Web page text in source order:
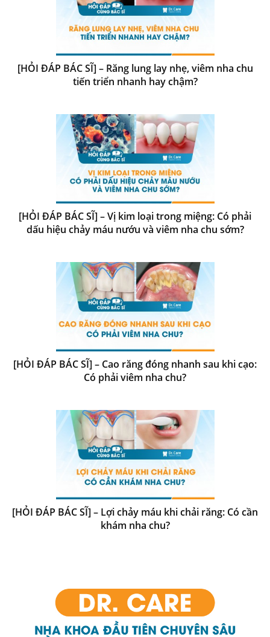
[HỎI ĐÁP BÁC SĨ] – Răng lung lay nhẹ, viêm nha chu
tiến triển nhanh hay chậm?
[HỎI ĐÁP BÁC SĨ] – Vị kim loại trong miệng: Có phải
dấu hiệu chảy máu nướu và viêm nha chu sớm?
[HỎI ĐÁP BÁC SĨ] – Cao răng đóng nhanh sau khi cạo:
Có phải viêm nha chu?
[HỎI ĐÁP BÁC SĨ] – Lợi chảy máu khi chải răng: Có cần
khám nha chu?